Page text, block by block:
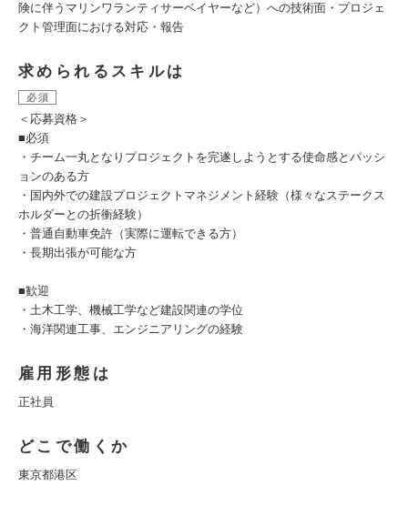
険に伴うマリンワランティサーベイヤーなど）への技術面・プロジェ
クト管理面における対応・報告
求められるスキルは
必須
＜応募資格＞
■必須
・チーム一丸となりプロジェクトを完遂しようとする使命感とパッシ
ョンのある方
・国内外での建設プロジェクトマネジメント経験（様々なステークス
ホルダーとの折衝経験）
・普通自動車免許（実際に運転できる方）
・長期出張が可能な方
■歓迎
・土木工学、機械工学など建設関連の学位
・海洋関連工事、エンジニアリングの経験
雇用形態は
正社員
どこで働くか
東京都港区